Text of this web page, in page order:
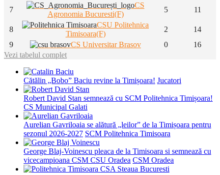
7
CS
Agronomia Bucuresti(F)
5 11
8
CSU Politehnica
Timisoara(F)
2
14
9
CS Universitar Brasov 0
16
Vezi tabelul complet
Cătălin „Bobo” Baciu revine la Timișoara! Jucatori
Robert David Stan semnează cu SCM Politehnica Timișoara!
CS Municipal Galati
Aurelian Gavriloaia se alătură „leilor” de la Timișoara pentru
sezonul 2026-2027 SCM Politehnica Timisoara
George Blaj-Voinescu pleaca de la Timisoara si semnează cu
vicecampioana CSM CSU Oradea CSM Oradea